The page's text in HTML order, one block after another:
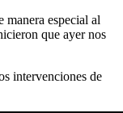
manera especial al
que ayer nos
intervenciones de